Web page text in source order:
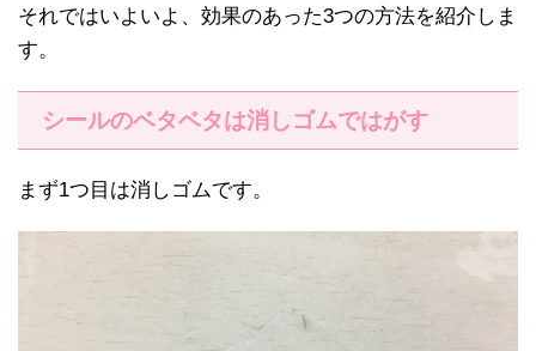
それではいよいよ、効果のあった3つの方法を紹介しま
す。
シールのベタベタは消しゴムではがす
まず1つ目は消しゴムです。